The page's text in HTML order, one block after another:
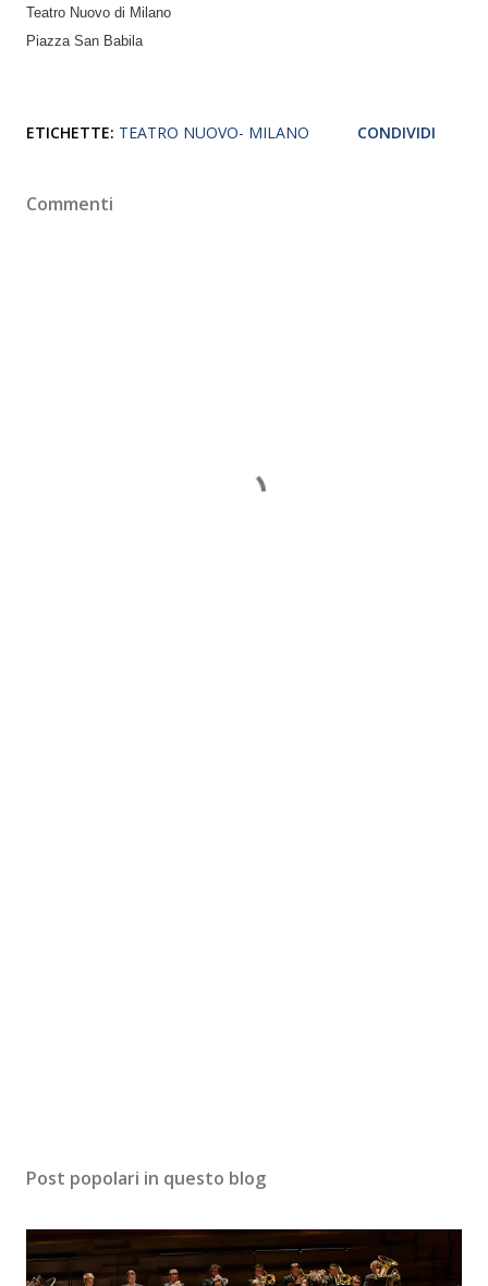
Teatro Nuovo di Milano
Piazza San Babila
ETICHETTE: TEATRO NUOVO- MILANO CONDIVIDI
Commenti
Post popolari in questo blog